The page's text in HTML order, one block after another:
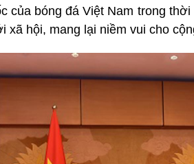
của bóng đá Việt Nam trong
xã hội, mang lại niềm vui cho